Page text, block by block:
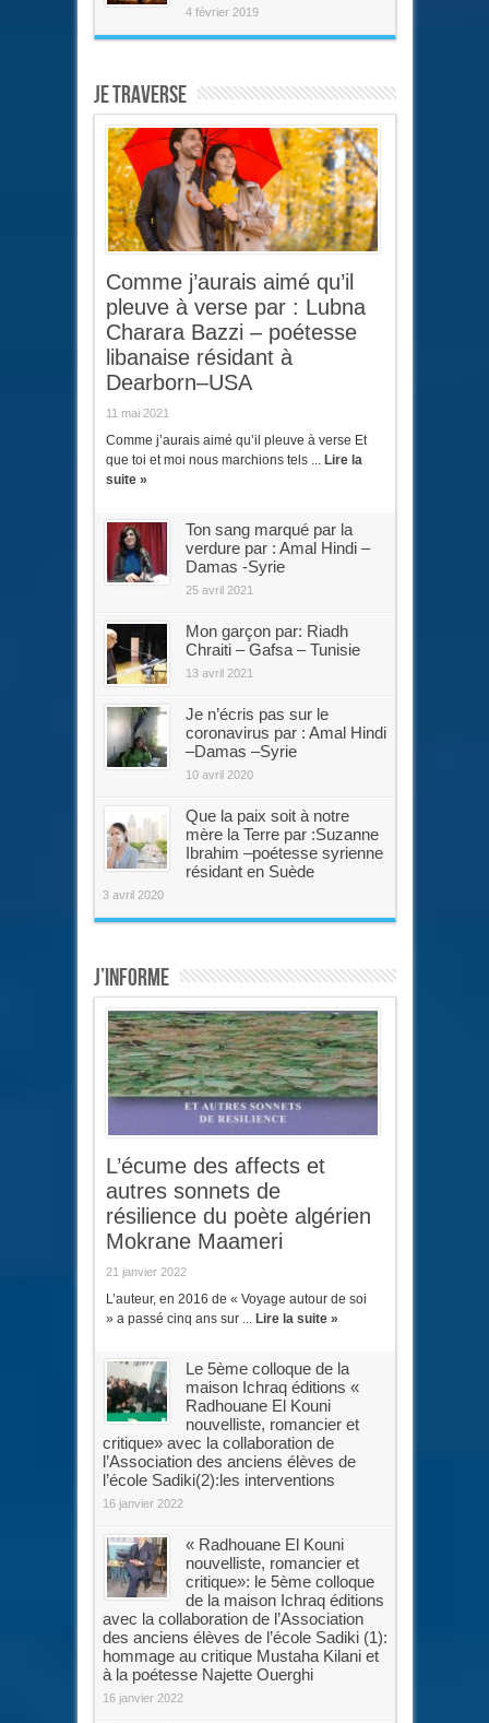
4 février 2019
Je traverse
Comme j’aurais aimé qu’il
pleuve à verse par : Lubna
Charara Bazzi – poétesse
libanaise résidant à
Dearborn–USA
11 mai 2021
Comme j’aurais aimé qu’il pleuve à verse Et
que toi et moi nous marchions tels ... Lire la
suite »
Ton sang marqué par la
verdure par : Amal Hindi –
Damas -Syrie
25 avril 2021
Mon garçon par: Riadh
Chraiti – Gafsa – Tunisie
13 avril 2021
Je n’écris pas sur le
coronavirus par : Amal Hindi
–Damas –Syrie
10 avril 2020
Que la paix soit à notre
mère la Terre par :Suzanne
Ibrahim –poétesse syrienne
résidant en Suède
3 avril 2020
J’informe
L’écume des affects et
autres sonnets de
résilience du poète algérien
Mokrane Maameri
21 janvier 2022
L’auteur, en 2016 de « Voyage autour de soi
» a passé cinq ans sur ... Lire la suite »
Le 5ème colloque de la
maison Ichraq éditions «
Radhouane El Kouni
nouvelliste, romancier et
critique» avec la collaboration de
l’Association des anciens élèves de
l’école Sadiki(2):les interventions
16 janvier 2022
« Radhouane El Kouni
nouvelliste, romancier et
critique»: le 5ème colloque
de la maison Ichraq éditions
avec la collaboration de l’Association
des anciens élèves de l’école Sadiki (1):
hommage au critique Mustaha Kilani et
à la poétesse Najette Ouerghi
16 janvier 2022